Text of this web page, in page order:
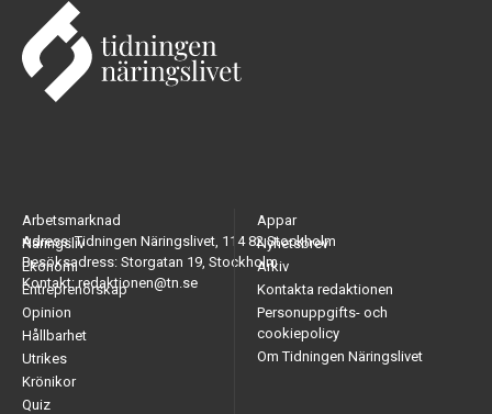
Adress: Tidningen Näringslivet, 114 82 Stockholm
Besöksadress: Storgatan 19, Stockholm
Kontakt: redaktionen@tn.se
Arbetsmarknad
Näringsliv
Ekonomi
Entreprenörskap
Opinion
Hållbarhet
Utrikes
Krönikor
Quiz
Appar
Nyhetsbrev
Arkiv
Kontakta redaktionen
Personuppgifts- och
cookiepolicy
Om Tidningen Näringslivet